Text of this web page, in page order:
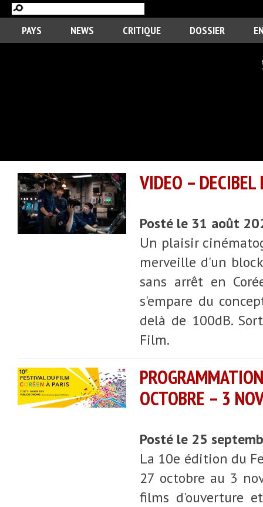
PAYS NEWS CRITIQUE DOSSIER
VIDEO –
Posté le 31 août
Un plaisir
merveille d'un
sans arrêt en
s'empare du
delà de 100dB.
Film.
OCTOBRE – 3
Posté le 25
La 10e édition du
27 octobre au 3
films d'ouverture